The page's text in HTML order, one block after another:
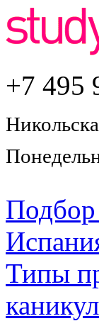
+7 495
Типы